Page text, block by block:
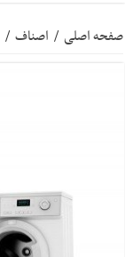
صفحه اصلی / اصناف /